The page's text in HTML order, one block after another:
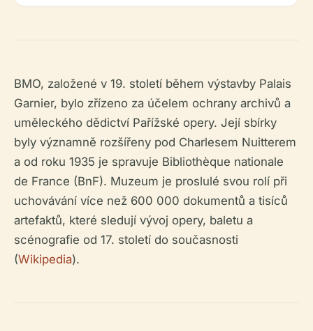
BMO, založené v 19. století během výstavby Palais
Garnier, bylo zřízeno za účelem ochrany archivů a
uměleckého dědictví Pařížské opery. Její sbírky
byly významně rozšířeny pod Charlesem Nuitterem
a od roku 1935 je spravuje Bibliothèque nationale
de France (BnF). Muzeum je proslulé svou rolí při
uchovávání více než 600 000 dokumentů a tisíců
artefaktů, které sledují vývoj opery, baletu a
scénografie od 17. století do současnosti
(Wikipedia).